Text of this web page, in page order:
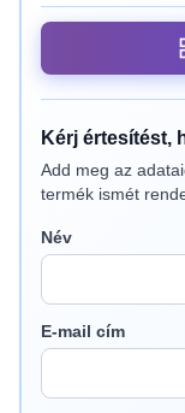
Kérj értesítést,
Add meg az
termék ismét
Név
E-mail cím